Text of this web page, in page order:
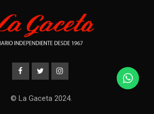
© La Gaceta 2024.